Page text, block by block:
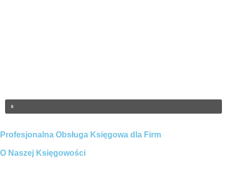
Profesjonalna Obsługa Księgowa dla Firm
O Naszej Księgowości